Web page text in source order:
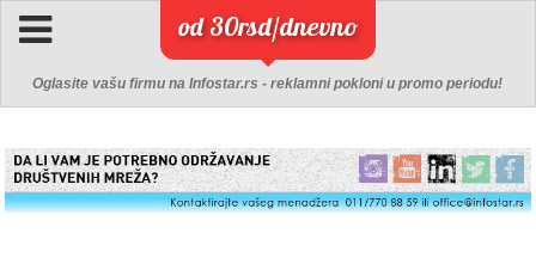
od 30rsd/dnevno
Oglasite vašu firmu na Infostar.rs - reklamni pokloni u promo periodu!